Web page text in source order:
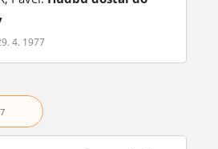
4. 1977